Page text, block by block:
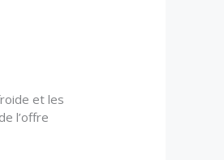
et les
l’offre